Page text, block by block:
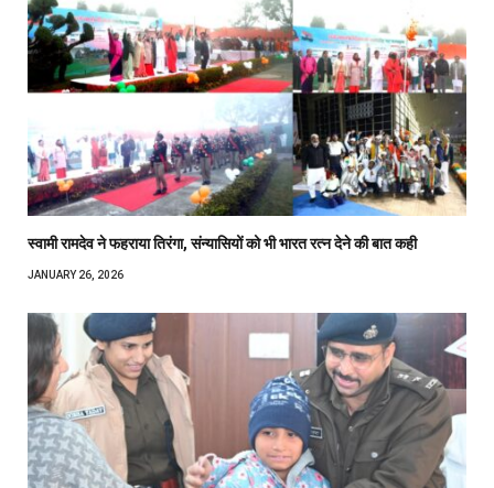
स्वामी रामदेव ने फहराया तिरंगा, संन्यासियों को भी भारत रत्न देने की बात कही
JANUARY 26, 2026